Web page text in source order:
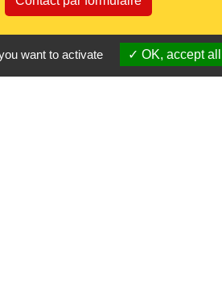
d'ouverture au public
9h à 12h30 et de 13h30 à 17h.
want to activate OK, accept all